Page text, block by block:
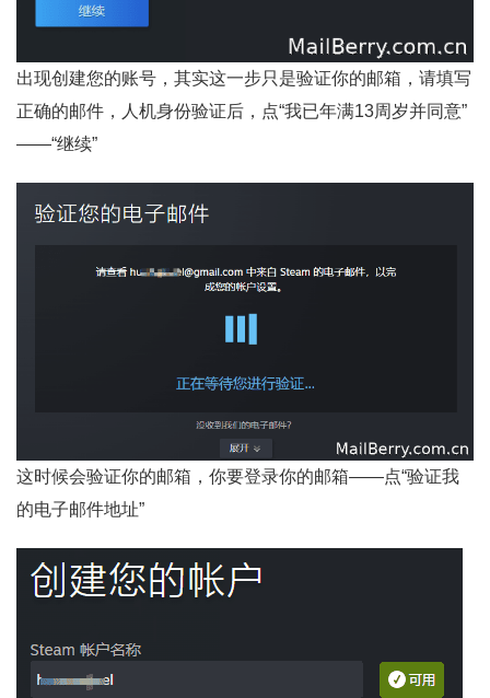
出现创建您的账号，其实这一步只是验证你的邮箱，请填写
正确的邮件，人机身份验证后，点“我已年满13周岁并同意”
——“继续”
这时候会验证你的邮箱，你要登录你的邮箱——点“验证我
的电子邮件地址”